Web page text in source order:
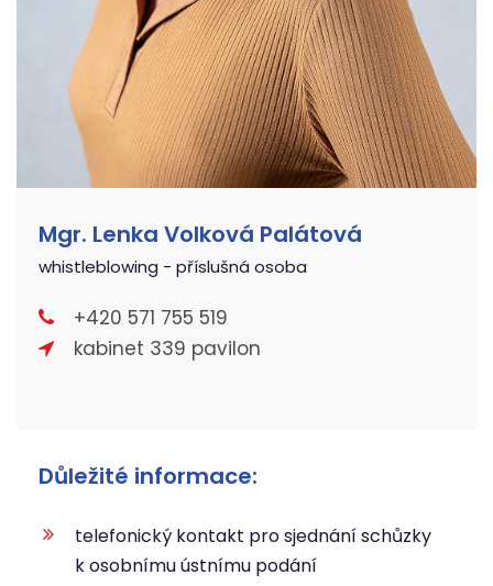
Mgr. Lenka Volková Palátová
whistleblowing - příslušná osoba
+420 571 755 519
kabinet 339 pavilon
Důležité informace:
telefonický kontakt pro sjednání schůzky
k osobnímu ústnímu podání